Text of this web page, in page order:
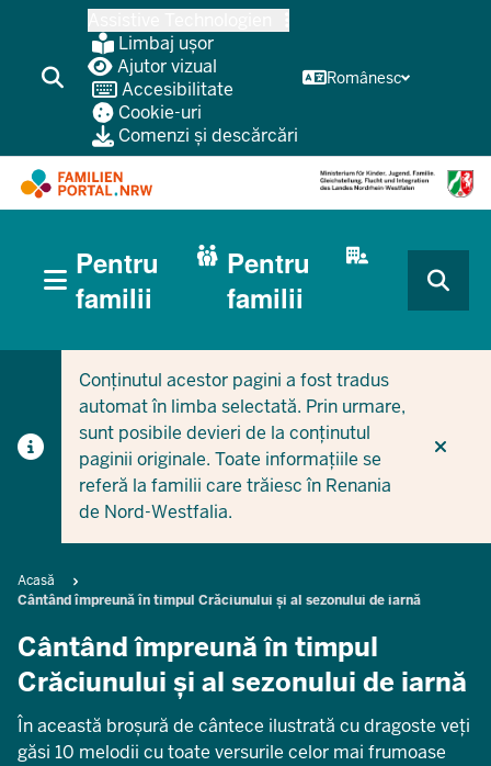
conținutul
principal
Limbaj ușor
Ajutor vizual
Accesibilitate
Cookie-uri
Comenzi și descărcări
Românesc
CURRENT SECTION PENTRU FAMILII
CURRENT SECTION PENTRU ÎNTREPRINDERI/
(BÜRGERBEREICH
MOBILE)
Pentru
familii
Pentru
familii
Conținutul acestor pagini a fost tradus
automat în limba selectată. Prin urmare,
sunt posibile devieri de la conținutul
paginii originale. Toate informațiile se
referă la familii care trăiesc în Renania
de Nord-Westfalia.
Breadcrumb
Acasă
Cântând împreună în timpul Crăciunului și al sezonului de iarnă
Cântând împreună în timpul
Crăciunului și al sezonului de iarnă
În această broșură de cântece ilustrată cu dragoste veți
găsi 10 melodii cu toate versurile celor mai frumoase